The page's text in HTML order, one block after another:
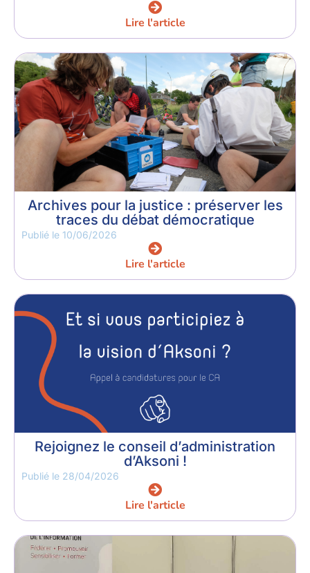
Lire l'article
Archives pour la justice : préserver les
traces du débat démocratique
Publié le 10/06/2026
Lire l'article
Rejoignez le conseil d’administration
d’Aksoni !
Publié le 28/04/2026
Lire l'article